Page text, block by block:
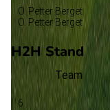
O. Petter Berget
O. Petter Berget
H2H Stand
Team
6